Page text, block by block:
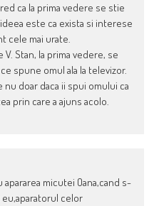
ca la prima vedere se stie
este ca exista si interese
cele mai urate.
Stan, la prima vedere, se
spune omul ala la televizor.
doar daca ii spui omului ca
prin care a ajuns acolo.
micutei Oana,cand s-
eu,aparatorul celor